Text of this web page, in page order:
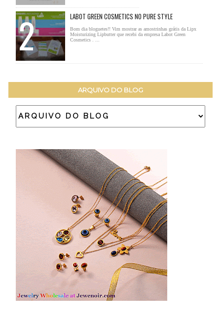
LABOT GREEN COSMETICS NO PURE STYLE
Bom dia bloguetes!! Vim mostrar as amostrinhas grátis da Lipx
Moisturizing Lipbutter que recebi da empresa Labot Green
Cosmetics . ...
ARQUIVO DO BLOG